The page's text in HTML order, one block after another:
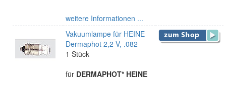
weitere Informationen ...
Vakuumlampe für HEINE
Dermaphot 2,2 V, .082
1 Stück
für DERMAPHOT* HEINE